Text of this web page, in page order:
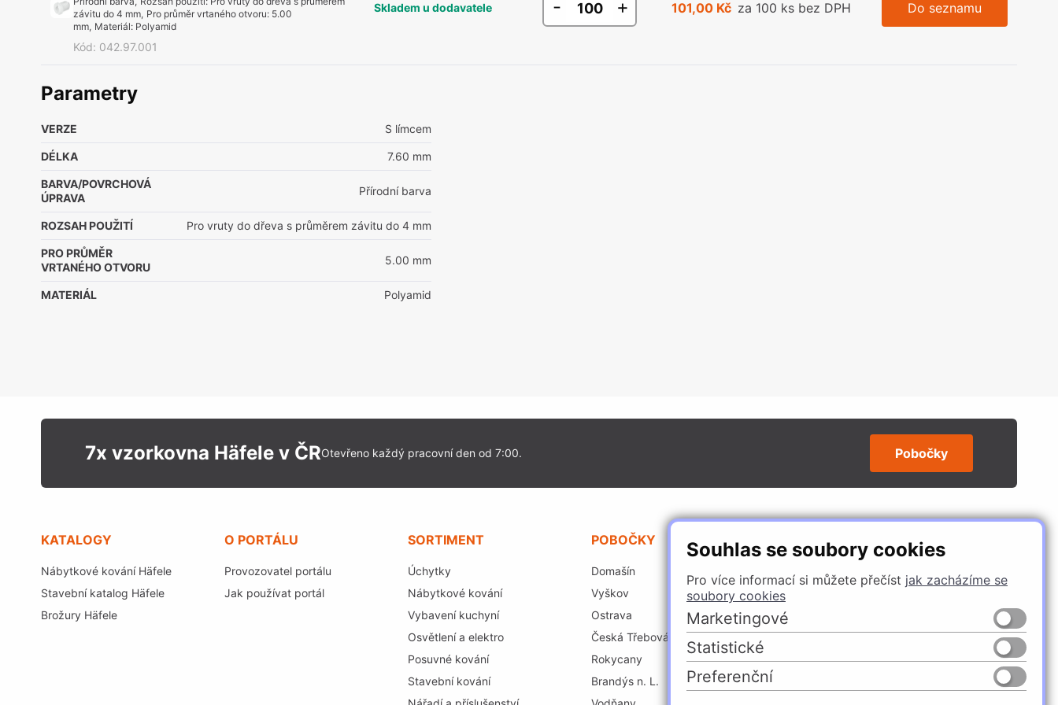
Souhlas se soubory cookies
Pro více informací si můžete přečíst jak zacházíme se
soubory cookies
Marketingové
Statistické
Preferenční
závitu do 4 mm, Pro průměr vrtaného otvoru: 5.00
mm, Materiál: Polyamid
Kód: 042.97.001
Skladem u dodavatele - + 101,00 Kč za 100 ks bez DPH Do seznamu
Parametry
VERZE S límcem
DÉLKA 7.60 mm
BARVA/POVRCHOVÁ
ÚPRAVA
Přírodní barva
ROZSAH POUŽITÍ Pro vruty do dřeva s průměrem závitu do 4 mm
PRO PRŮMĚR
VRTANÉHO OTVORU
5.00 mm
MATERIÁL Polyamid
7x vzorkovna Häfele v ČROtevřeno každý pracovní den od 7:00. Pobočky
KATALOGY
Nábytkové kování Häfele
Stavební katalog Häfele
Brožury Häfele
O PORTÁLU
Provozovatel portálu
Jak používat portál
SORTIMENT
Úchytky
Nábytkové kování
Vybavení kuchyní
Osvětlení a elektro
Posuvné kování
Stavební kování
POBOČKY
Domašín
Vyškov
Ostrava
Česká Třebová
Rokycany
Brandýs n. L.
SLEDUJTE NÁS
Česko Slovensko